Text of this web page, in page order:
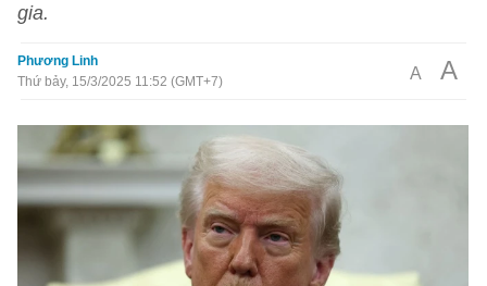
gia.
Phương Linh
Thứ bảy, 15/3/2025 11:52 (GMT+7)
A A